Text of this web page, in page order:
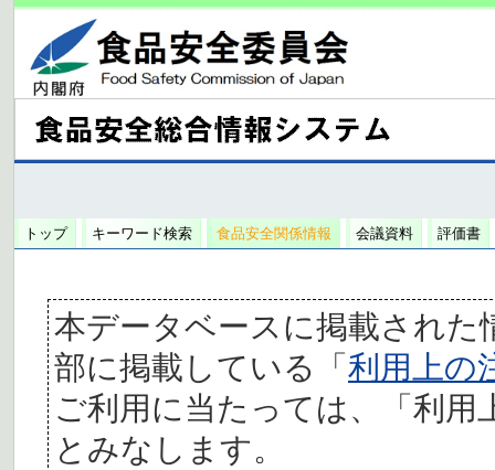
トップ キーワード検索 食品安全関係情報 会議資料 評価書
本データベースに掲載された
部に掲載している「利用上の
ご利用に当たっては、「利
とみなします。